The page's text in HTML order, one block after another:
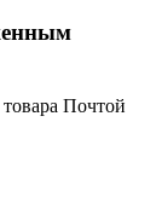
Почтой